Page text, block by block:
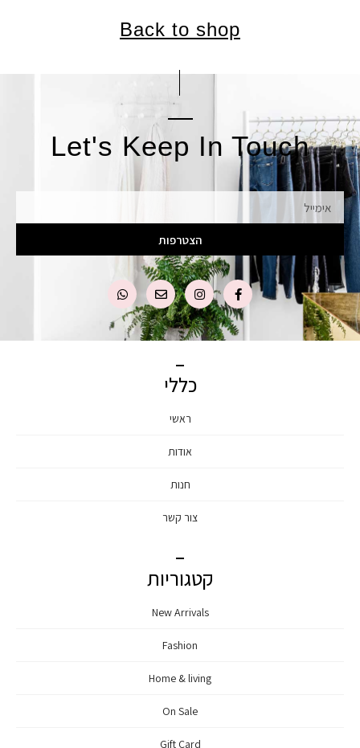
Back to shop
Let's Keep In Touch
אימייל
הצטרפות
כללי
ראשי
אודות
חנות
צור קשר
קטגוריות
New Arrivals
Fashion
Home & living
On Sale
Gift Card